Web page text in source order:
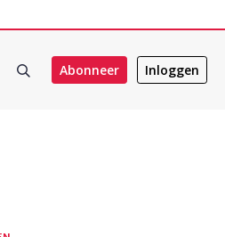
Abonneer Inloggen